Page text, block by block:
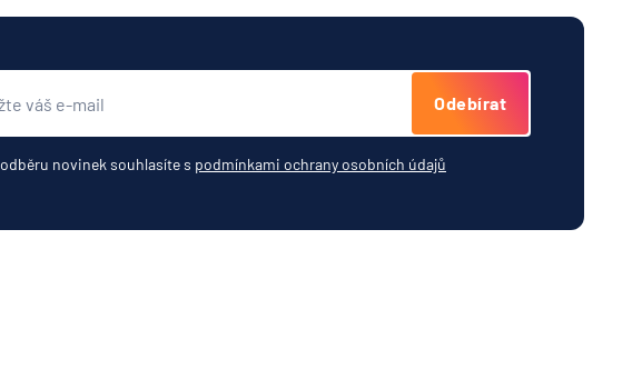
Odebírat
novinek souhlasíte s podmínkami ochrany osobních údajů